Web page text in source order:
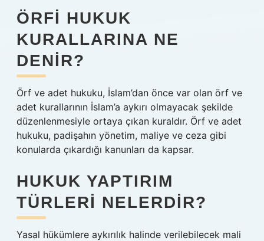
ÖRFI HUKUK
KURALLARINA NE
DENIR?
Örf ve adet hukuku, İslam’dan önce var olan örf ve
adet kurallarının İslam’a aykırı olmayacak şekilde
düzenlenmesiyle ortaya çıkan kuraldır. Örf ve adet
hukuku, padişahın yönetim, maliye ve ceza gibi
konularda çıkardığı kanunları da kapsar.
HUKUK YAPTIRIM
TÜRLERI NELERDIR?
Yasal hükümlere aykırılık halinde verilebilecek mali